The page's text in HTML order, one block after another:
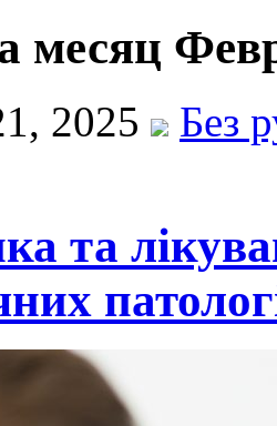
месяц
2025
Без
та